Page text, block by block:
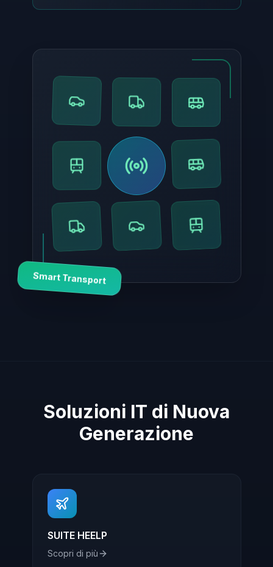
Smart Transport
Soluzioni IT di Nuova
Generazione
SUITE HEELP
Scopri di più